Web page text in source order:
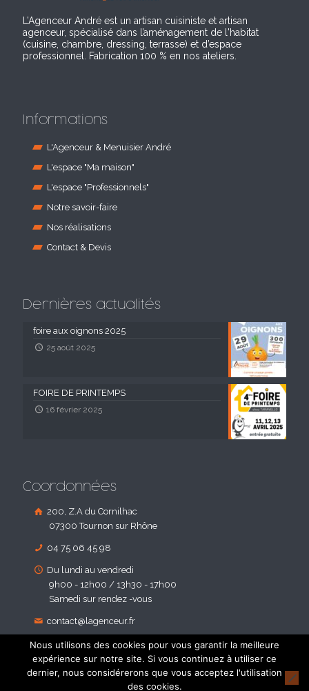
L’Agenceur André est un artisan cuisiniste et artisan
agenceur, spécialisé dans l’aménagement de l'habitat
(cuisine, chambre, dressing, terrasse) et d’espace
professionnel. Fabrication 100 % en nos ateliers.
Informations
L'Agenceur & Menuisier André
L'espace "Ma maison"
L'espace "Professionnels"
Notre savoir-faire
Nos réalisations
Contact & Devis
Dernières actualités
foire aux oignons 2025
25 août 2025
FOIRE DE PRINTEMPS
16 février 2025
Coordonnées
200, Z.A du Cornilhac
07300 Tournon sur Rhône
04 75 06 45 98
Du lundi au vendredi
9h00 - 12h00 / 13h30 - 17h00
Samedi sur rendez -vous
contact@lagenceur.fr
Nous utilisons des cookies pour vous garantir la meilleure
expérience sur notre site. Si vous continuez à utiliser ce
dernier, nous considérerons que vous acceptez l'utilisation
des cookies.